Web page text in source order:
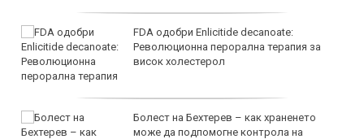
FDA одобри Еnlicitide decanoate:
Революционна перорална терапия за
висок холестерол
Болест на Бехтерев – как храненето
може да подпомогне контрола на